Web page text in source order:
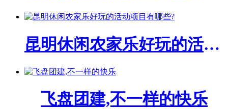
昆明休闲农家乐好玩的活动项目有哪些?
飞盘团建,不一样的快乐